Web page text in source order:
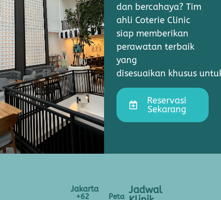
dan bercahaya? Tim
ahli Coterie Clinic
siap memberikan
perawatan terbaik
yang
disesuaikan khusus
Reservasi
Sekarang
Jakarta
+62
Peta
Jadwal